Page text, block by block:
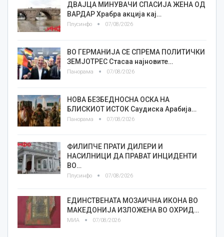
ДВАЈЦА МИНУВАЧИ СПАСИЈА ЖЕНА ОД
ВАРДАР Храбра акција кај…
Плусинфо 07/08/2026
ВО ГЕРМАНИЈА СЕ СПРЕМА ПОЛИТИЧКИ
ЗЕМЈОТРЕС Стасаа најновите…
Панорама 07/08/2026
НОВА БЕЗБЕДНОСНА ОСКА НА
БЛИСКИОТ ИСТОК Саудиска Арабија…
Панорама 07/08/2026
ФИЛИПЧЕ ПРАТИ ДИЛЕРИ И
НАСИЛНИЦИ ДА ПРАВАТ ИНЦИДЕНТИ
ВО…
Плусинфо 07/08/2026
ЕДИНСТВЕНАТА МОЗАИЧНА ИКОНА ВО
МАКЕДОНИЈА ИЗЛОЖЕНА ВО ОХРИД…
МИА 07/08/2026